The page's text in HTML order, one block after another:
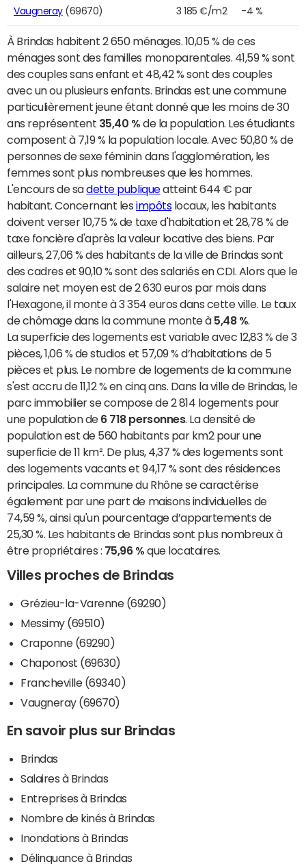
Vaugneray(69670) 3 185 €/m2 -4 %
À Brindas habitent 2 650 ménages. 10,05 % de ces
ménages sont des familles monoparentales. 41,59 % sont
des couples sans enfant et 48,42 % sont des couples
avec un ou plusieurs enfants. Brindas est une commune
particulièrement jeune étant donné que les moins de 30
ans représentent 35,40 % de la population. Les étudiants
composent à 7,19 % la population locale. Avec 50,80 % de
personnes de sexe féminin dans l'agglomération, les
femmes sont plus nombreuses que les hommes.
L'encours de sadette publiqueatteint 644 € par
habitant. Concernant lesimpôtslocaux, les habitants
doivent verser 10,75 % de taxe d'habitation et 28,78 % de
taxe foncière d'après la valeur locative des biens. Par
ailleurs, 27,06 % des habitants de la ville de Brindas sont
des cadres et 90,10 % sont des salariés en CDI. Alors que le
salaire net moyen est de 2 630 euros par mois dans
l'Hexagone, il monte à 3 354 euros dans cette ville. Le taux
de chômage dans la commune monte à 5,48 %
La superficie des logements est variable avec 12,83 % de 3
pièces, 1,06 % de studios et 57,09 % d’habitations de 5
pièces et plus. Le nombre de logements de la commune
s'est accru de 11,12 % en cinq ans. Dans la ville de Brindas, le
parc immobilier se compose de 2 814 logements pour
une population de 6 718 personnes. La densité de
population est de 560 habitants par km2 pour une
superficie de 11 km². De plus, 4,37 % des logements sont
des logements vacants et 94,17 % sont des résidences
principales. La commune du Rhône se caractérise
également par une part de maisons individuelles de
74,59 %, ainsi qu'un pourcentage d’appartements de
25,30 %. Les habitants de Brindas sont plus nombreux à
être propriétaires : 75,96 % que locataires.
Villes proches de Brindas
Grézieu-la-Varenne (69290)
Messimy (69510)
Craponne (69290)
Chaponost (69630)
Francheville (69340)
Vaugneray (69670)
En savoir plus sur Brindas
Brindas
Salaires à Brindas
Entreprises à Brindas
Nombre de kinés à Brindas
Inondations à Brindas
Délinquance à Brindas